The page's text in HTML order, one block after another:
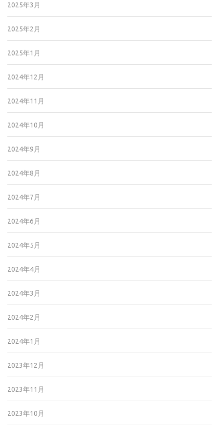
2025年3月
2025年2月
2025年1月
2024年12月
2024年11月
2024年10月
2024年9月
2024年8月
2024年7月
2024年6月
2024年5月
2024年4月
2024年3月
2024年2月
2024年1月
2023年12月
2023年11月
2023年10月